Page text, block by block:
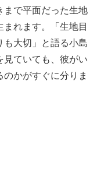
まで平面だった生地
れます。「生地目
も大切」と語る小島
見ていても、彼がい
かがすぐに分りま